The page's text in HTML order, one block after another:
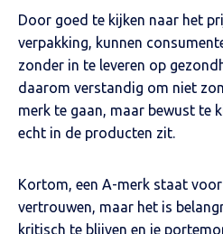
Door goed te kijken naar het
verpakking, kunnen
zonder in te leveren op
daarom verstandig om niet
merk te gaan, maar bewust te
echt in de producten zit.
Kortom, een A-merk staat
vertrouwen, maar het is
kritisch te blijven en je